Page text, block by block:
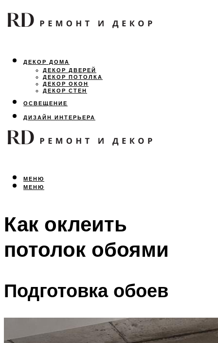
ДЕКОР ДОМА
ДЕКОР ДВЕРЕЙ
ДЕКОР ПОТОЛКА
ДЕКОР ОКОН
ДЕКОР СТЕН
ОСВЕЩЕНИЕ
ДИЗАЙН ИНТЕРЬЕРА
ЛАНДШАФТНЫЙ ДИЗАЙН
ВСЕ ПРО РЕМОНТ
МЕНЮ
МЕНЮ
Как оклеить
потолок обоями
Подготовка обоев